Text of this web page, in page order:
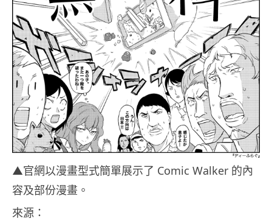
▲官網以漫畫型式簡單展示了 Comic Walker 的內
容及部份漫畫。
來源：